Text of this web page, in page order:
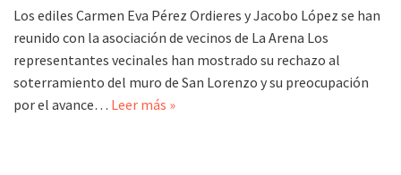
Los ediles Carmen Eva Pérez Ordieres y Jacobo López se han
reunido con la asociación de vecinos de La Arena Los
representantes vecinales han mostrado su rechazo al
soterramiento del muro de San Lorenzo y su preocupación
por el avance… Leer más »